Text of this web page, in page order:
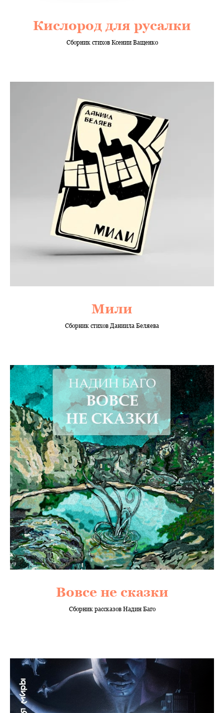
Кислород для русалки
Сборник стихов Ксении Ващенко
Мили
Сборник стихов Даниила Беляева
Вовсе не сказки
Сборник рассказов Надин Баго